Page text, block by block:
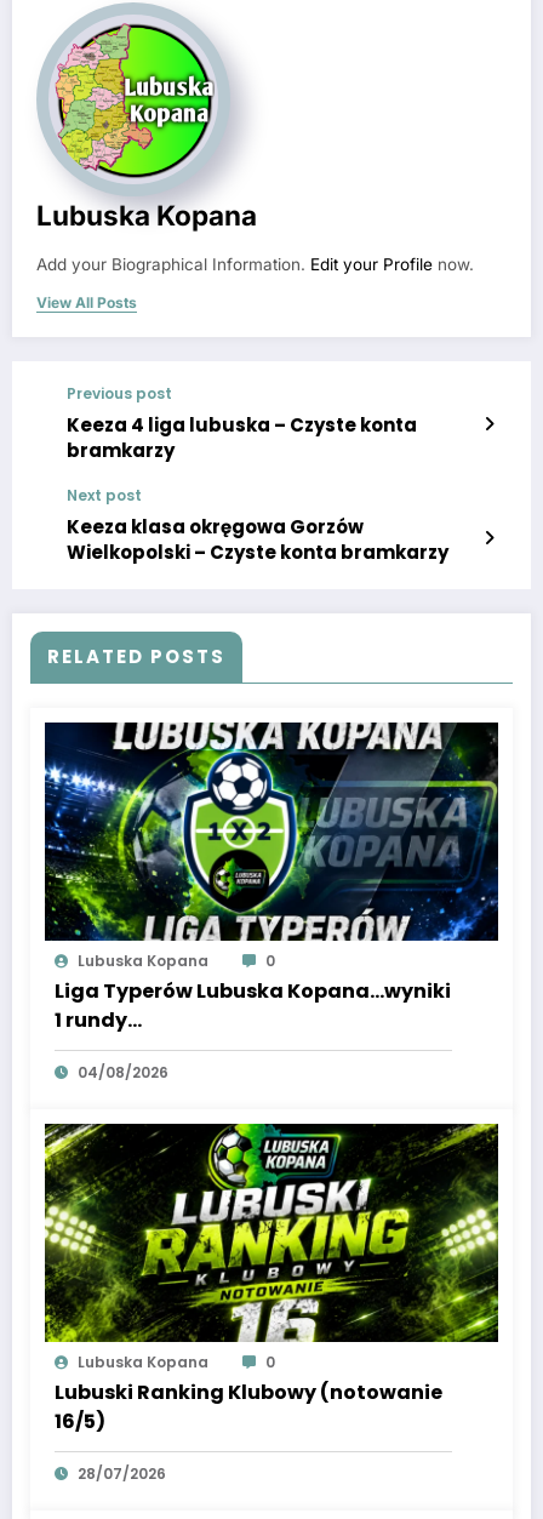
Lubuska Kopana
Add your Biographical Information. Edit your Profile now.
View All Posts
Previous post
Keeza 4 liga lubuska – Czyste konta
bramkarzy
Next post
Keeza klasa okręgowa Gorzów
Wielkopolski – Czyste konta bramkarzy
RELATED POSTS
Lubuska Kopana 0
Liga Typerów Lubuska Kopana…wyniki
1 rundy…
04/08/2026
Lubuska Kopana 0
Lubuski Ranking Klubowy (notowanie
16/5)
28/07/2026